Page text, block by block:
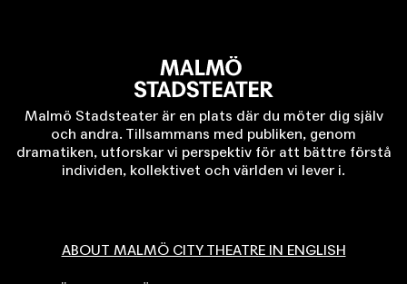
Malmö Stadsteater är en plats där du möter dig själv
och andra. Tillsammans med publiken, genom
dramatiken, utforskar vi perspektiv för att bättre förstå
individen, kollektivet och världen vi lever i.
ABOUT MALMÖ CITY THEATRE IN ENGLISH